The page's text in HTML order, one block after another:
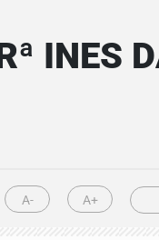
INES
A- A+